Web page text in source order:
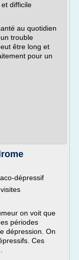
difficile
au quotidien
trouble
être long et
pour un
dépressif
on voit que
périodes
dépression. On
Ces